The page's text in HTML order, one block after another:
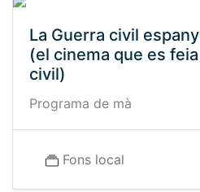
La Guerra civil
(el cinema que es
civil)
Programa de mà
Fons local